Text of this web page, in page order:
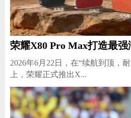
荣耀X80 Pro Max打造最强
2026年6月22日，在“续航到顶，
上，荣耀正式推出X...